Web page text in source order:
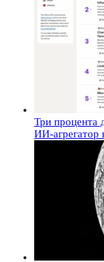
Три процента
ИИ-агрегатор